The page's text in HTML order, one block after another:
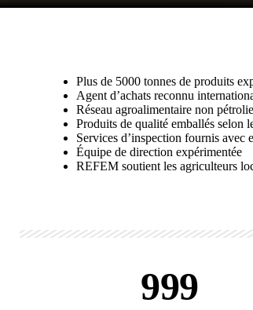
Plus de 5000 tonnes de produits
Agent d’achats reconnu
Réseau agroalimentaire non
Produits de qualité emballés selon
Services d’inspection fournis avec
Équipe de direction expérimentée
REFEM soutient les agriculteurs
999